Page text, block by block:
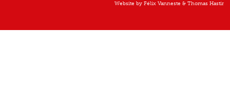
Website by Félix Vanneste & Thomas Hastir